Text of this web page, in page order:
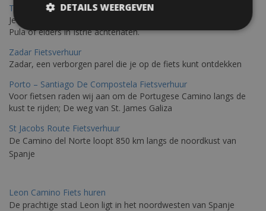
Trieste-Pula Fietsverhuur
Je kunt een fiets huren met levering in Triëst en de fiets later in
Pula of elders in Istrië achterlaten.
Zadar Fietsverhuur
Zadar, een verborgen parel die je op de fiets kunt ontdekken
Porto – Santiago De Compostela Fietsverhuur
Voor fietsen raden wij aan om de Portugese Camino langs de
kust te rijden; De weg van St. James Galiza
St Jacobs Route Fietsverhuur
De Camino del Norte loopt 850 km langs de noordkust van
Spanje
Leon Camino Fiets huren
De prachtige stad Leon ligt in het noordwesten van Spanje
DETAILS WEERGEVEN